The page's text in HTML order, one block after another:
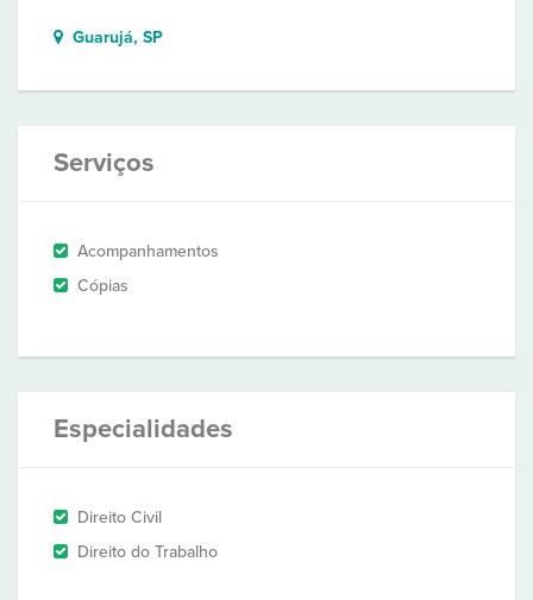
Guarujá, SP
Serviços
Acompanhamentos
Cópias
Especialidades
Direito Civil
Direito do Trabalho